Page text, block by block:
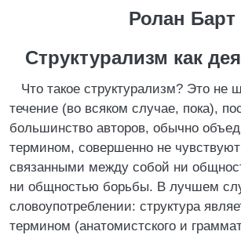
Ролан Барт
Структурализм как
Что такое структурализм? Это не
течение (во всяком случае, пока),
большинство авторов, обычно
термином, совершенно не
связанными между собой ни
ни общностью борьбы. В лучшем
словоупотреблении: структура
термином (анатомистского и